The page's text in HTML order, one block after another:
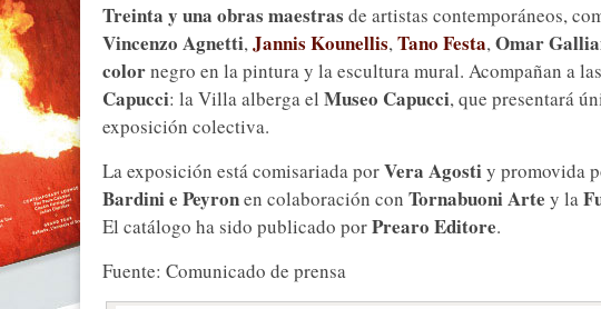
Treinta y una obras maestras de artistas contemporáneos,
Vincenzo Agnetti,Jannis Kounellis,Tano Festa,Omar
colornegro en la pintura y la escultura mural. Acompañan a
Capucci: la Villa alberga el Museo Capucci, que presentará
exposición colectiva.
La exposición está comisariada porVera Agostiy promovida
Bardini e Peyronen colaboración con Tornabuoni Arte y la
El catálogo ha sido publicado porPrearo Editore.
Fuente: Comunicado de prensa